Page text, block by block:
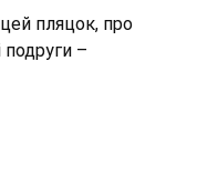
пляцок, про
подруги –